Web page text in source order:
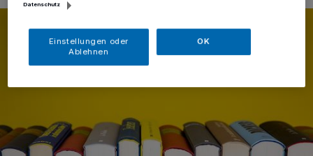
Datenschutz
Einstellungen oder
Ablehnen
OK